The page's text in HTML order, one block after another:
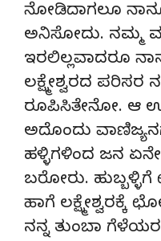
ನೋಡಿದಾಗಲೂ
ಅನಿಸೋದು. ನಮ್ಮ
ಇರಲಿಲ್ಲವಾದರೂ
ಲಕ್ಷ್ಮೇಶ್ವರದ ಪರಿಸರ
ರೂಪಿಸಿತೇನೋ. ಆ
ಅದೊಂದು
ಹಳ್ಳಿಗಳಿಂದ ಜನ
ಬರೋರು. ಹುಬ್ಬಳ್ಳಿಗೆ
ಹಾಗೆ ಲಕ್ಷ್ಮೇಶ್ವರಕ್ಕೆ
ನನ್ನ ತುಂಬಾ